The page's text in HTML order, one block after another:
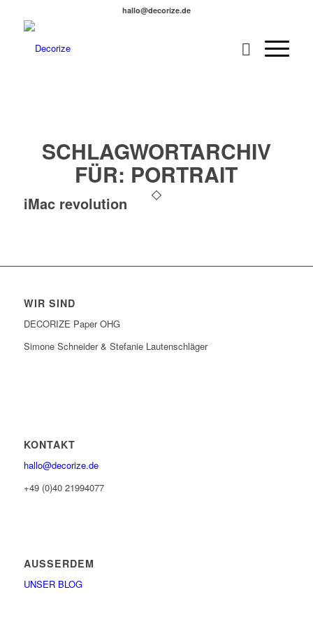
hallo@decorize.de
SCHLAGWORTARCHIV
FÜR: PORTRAIT
iMac revolution
WIR SIND
DECORIZE Paper OHG
Simone Schneider & Stefanie Lautenschläger
KONTAKT
hallo@decorize.de
+49 (0)40 21994077
AUSSERDEM
UNSER BLOG